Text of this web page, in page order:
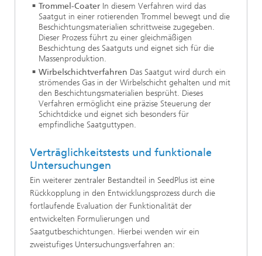
Trommel-Coater In diesem Verfahren wird das
Saatgut in einer rotierenden Trommel bewegt und die
Beschichtungsmaterialien schrittweise zugegeben.
Dieser Prozess führt zu einer gleichmäßigen
Beschichtung des Saatguts und eignet sich für die
Massenproduktion.
Wirbelschichtverfahren Das Saatgut wird durch ein
strömendes Gas in der Wirbelschicht gehalten und mit
den Beschichtungsmaterialien besprüht. Dieses
Verfahren ermöglicht eine präzise Steuerung der
Schichtdicke und eignet sich besonders für
empfindliche Saatguttypen.
Verträglichkeitstests und funktionale
Untersuchungen
Ein weiterer zentraler Bestandteil in SeedPlus ist eine
Rückkopplung in den Entwicklungsprozess durch die
fortlaufende Evaluation der Funktionalität der
entwickelten Formulierungen und
Saatgutbeschichtungen. Hierbei wenden wir ein
zweistufiges Untersuchungsverfahren an: